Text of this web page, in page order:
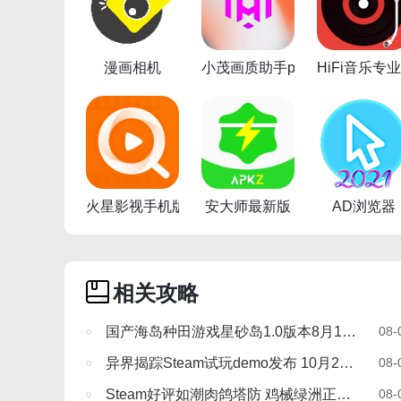
漫画相机 小茂画质助手pro HiFi音乐专
火星影视手机版 安大师最新版 AD浏览器
相关攻略
国产海岛种田游戏星砂岛1.0版本8月18日正式上线 08-
异界揭踪Steam试玩demo发布 10月29日多平台发售 08-
Steam好评如潮肉鸽塔防 鸡械绿洲正式登陆移动端 08-